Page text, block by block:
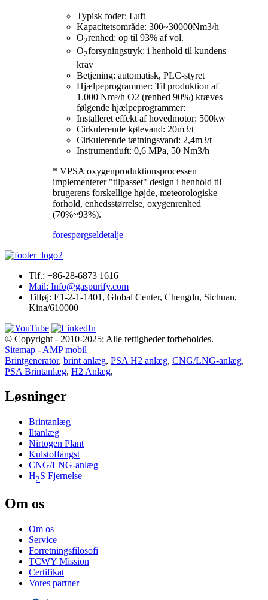
Typisk foder: Luft
Kapacitetsområde: 300~30000Nm3/h
O2renhed: op til 93% af vol.
O2forsyningstryk: i henhold til kundens
krav
Betjening: automatisk, PLC-styret
Hjælpeprogrammer: Til produktion af
1.000 Nm³/h O2 (renhed 90%) kræves
følgende hjælpeprogrammer:
Installeret effekt af hovedmotor: 500kw
Cirkulerende kølevand: 20m3/t
Cirkulerende tætningsvand: 2,4m3/t
Instrumentluft: 0,6 MPa, 50 Nm3/h
* VPSA oxygenproduktionsprocessen
implementerer "tilpasset" design i henhold til
brugerens forskellige højde, meteorologiske
forhold, enhedsstørrelse, oxygenrenhed
(70%~93%).
forespørgseldetalje
Tlf.: +86-28-6873 1616
Mail: Info@gaspurify.com
Tilføj: E1-2-1-1401, Global Center, Chengdu, Sichuan,
Kina/610000
© Copyright - 2010-2025: Alle rettigheder forbeholdes.
Sitemap - AMP mobil
Brintgenerator, brint anlæg, PSA H2 anlæg, CNG/LNG-anlæg,
PSA Brintanlæg, H2 Anlæg,
Løsninger
Brintanlæg
Iltanlæg
Nirtogen Plant
Kulstoffangst
CNG/LNG-anlæg
H2S Fjernelse
Om os
Om os
Service
Forretningsfilosofi
TCWY Mission
Certifikat
Vores partner